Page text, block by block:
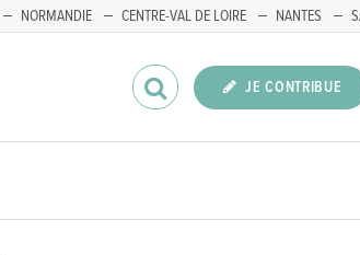
NORMANDIE CENTRE-VAL DE LOIRE NANTES
JE CONTRIBUE